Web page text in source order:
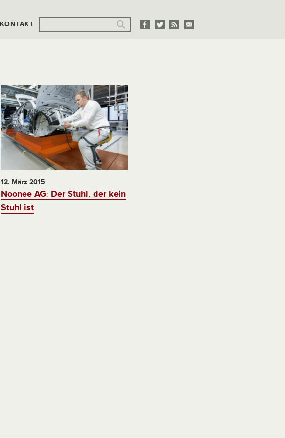
KONTAKT
12. März 2015
Noonee AG: Der Stuhl, der kein
Stuhl ist